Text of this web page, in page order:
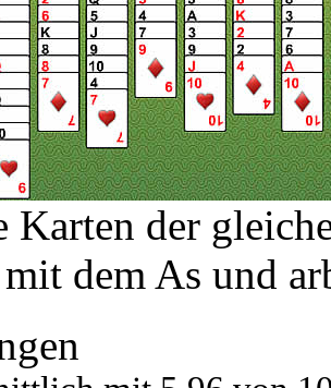
Karten der
dem As und